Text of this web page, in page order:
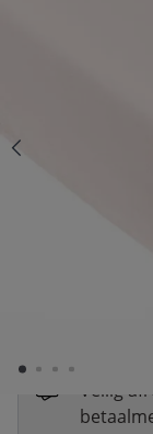
Veilig